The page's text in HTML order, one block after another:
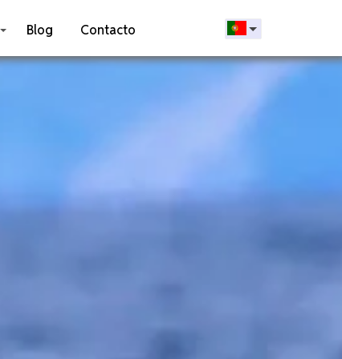
Blog Contacto